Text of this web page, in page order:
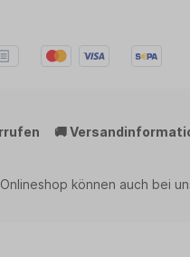
🚚
können auch bei